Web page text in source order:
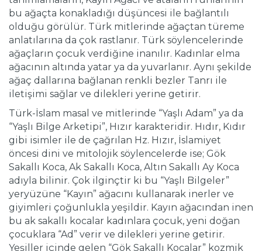
bu ağaçta konakladığı düşüncesi ile bağlantılı
olduğu görülür. Türk mitlerinde ağaçtan türeme
anlatılarına da çok rastlanır. Türk söylencelerinde
ağaçların çocuk verdiğine inanılır. Kadınlar elma
ağacının altında yatar ya da yuvarlanır. Aynı şekilde
ağaç dallarına bağlanan renkli bezler Tanrı ile
iletişimi sağlar ve dilekleri yerine getirir.
Türk-İslam masal ve mitlerinde “Yaşlı Adam” ya da
“Yaşlı Bilge Arketipi”, Hızır karakteridir. Hıdır, Kıdır
gibi isimler ile de çağrılan Hz. Hızır, İslamiyet
öncesi dini ve mitolojik söylencelerde ise; Gök
Sakallı Koca, Ak Sakallı Koca, Altın Sakallı Ay Koca
adıyla bilinir. Çok ilginçtir ki bu “Yaşlı Bilgeler”
yeryüzüne “Kayın” ağacını kullanarak inerler ve
giyimleri çoğunlukla yeşildir. Kayın ağacından inen
bu ak sakallı kocalar kadınlara çocuk, yeni doğan
çocuklara “Ad” verir ve dilekleri yerine getirir.
Yeşiller içinde gelen “Gök Sakallı Kocalar” kozmik